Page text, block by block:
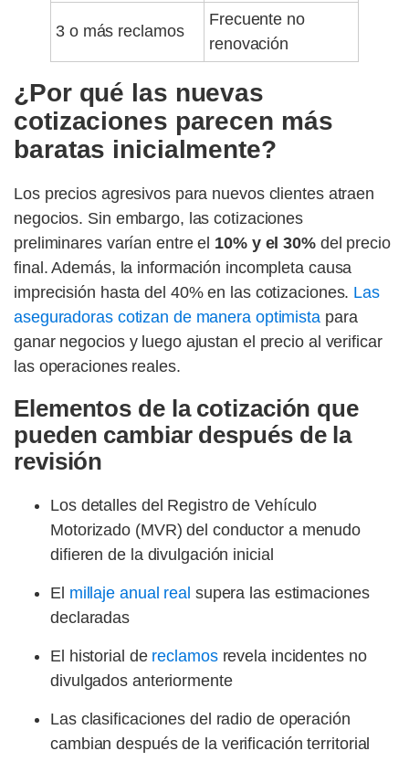
3 o más reclamos
Frecuente no
renovación
¿Por qué las nuevas
cotizaciones parecen más
baratas inicialmente?
Los precios agresivos para nuevos clientes atraen
negocios. Sin embargo, las cotizaciones
preliminares varían entre el 10% y el 30%del precio
final. Además, la información incompleta causa
imprecisión hasta del 40% en las cotizaciones. Las
aseguradoras cotizan de manera optimista para
ganar negocios y luego ajustan el precio al verificar
las operaciones reales.
Elementos de la cotización que
pueden cambiar después de la
revisión
Los detalles del Registro de Vehículo
Motorizado (MVR) del conductor a menudo
difieren de la divulgación inicial
El millaje anual real supera las estimaciones
declaradas
El historial de reclamos revela incidentes no
divulgados anteriormente
Las clasificaciones del radio de operación
cambian después de la verificación territorial